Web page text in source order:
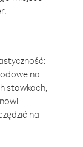
na
stawkach,
na